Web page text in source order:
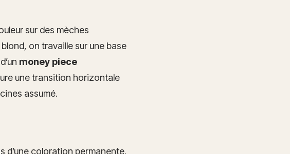
sur des mèches
on travaille sur une base
money piece
une transition horizontale
assumé.
d’une coloration permanente,